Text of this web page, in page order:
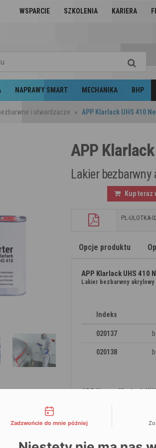
WSPARCIE SZKOLENIA KARIERA
NAPRAWY SMART MECHANIKA BHP
i utwardzacze APP Klarlack UHS 410
APP
Lakier
Kup teraz
PL-ULOTKA-
Opcje produktu
APP Klarlack UHS 410
Lakier bezbarwny akrylowy
Indeks
020137
020138
APP Harter Klarlack
kontaktu
Zadzwońcie do mnie później